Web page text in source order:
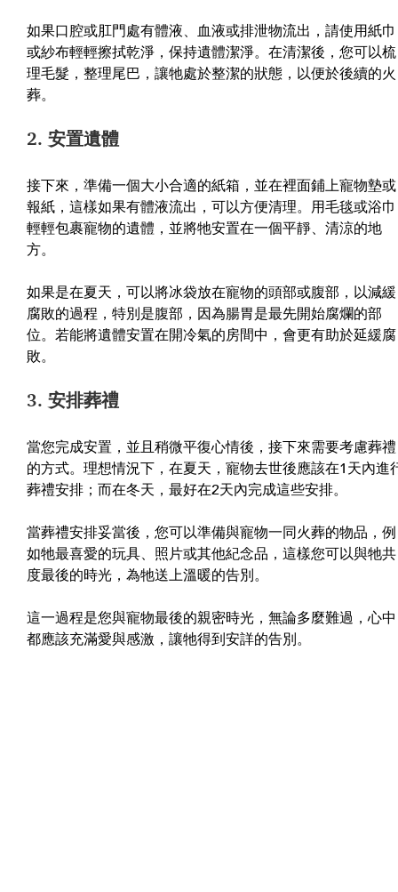
如果口腔或肛門處有體液、血液或排泄物流出，請使用紙巾
或紗布輕輕擦拭乾淨，保持遺體潔淨。在清潔後，您可以梳
理毛髮，整理尾巴，讓牠處於整潔的狀態，以便於後續的火
葬。
2. 安置遺體
接下來，準備一個大小合適的紙箱，並在裡面鋪上寵物墊或
報紙，這樣如果有體液流出，可以方便清理。用毛毯或浴巾
輕輕包裹寵物的遺體，並將牠安置在一個平靜、清涼的地
方。
如果是在夏天，可以將冰袋放在寵物的頭部或腹部，以減緩
腐敗的過程，特別是腹部，因為腸胃是最先開始腐爛的部
位。若能將遺體安置在開冷氣的房間中，會更有助於延緩腐
敗。
3. 安排葬禮
當您完成安置，並且稍微平復心情後，接下來需要考慮葬禮
的方式。理想情況下，在夏天，寵物去世後應該在1天內進
葬禮安排；而在冬天，最好在2天內完成這些安排。
當葬禮安排妥當後，您可以準備與寵物一同火葬的物品，例
如牠最喜愛的玩具、照片或其他紀念品，這樣您可以與牠共
度最後的時光，為牠送上溫暖的告別。
這一過程是您與寵物最後的親密時光，無論多麼難過，心中
都應該充滿愛與感激，讓牠得到安詳的告別。